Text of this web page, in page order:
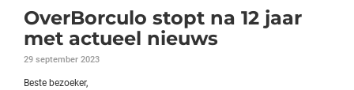
OverBorculo stopt na 12 jaar
met actueel nieuws
29 september 2023
Beste bezoeker,